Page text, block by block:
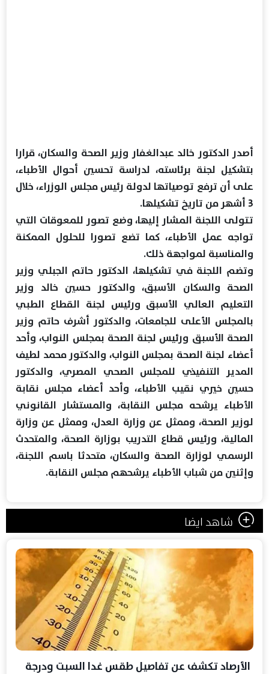
أصدر الدكتور خالد عبدالغفار وزير الصحة والسكان، قرارا
بتشكيل لجنة برئاسته، لدراسة تحسين أحوال الأطباء،
على أن ترفع توصياتها لدولة رئيس مجلس الوزراء، خلال
3 أشهر من تاريخ تشكيلها.
تتولى اللجنة المشار إليها، وضع تصور للمعوقات التي
تواجه عمل الأطباء، كما تضع تصورا للحلول الممكنة
والمناسبة لمواجهة ذلك.
وتضم اللجنة في تشكيلها، الدكتور حاتم الجبلي وزير
الصحة والسكان الأسبق، والدكتور حسين خالد وزير
التعليم العالي الأسبق ورئيس لجنة القطاع الطبي
بالمجلس الأعلى للجامعات، والدكتور أشرف حاتم وزير
الصحة الأسبق ورئيس لجنة الصحة بمجلس النواب، وأحد
أعضاء لجنة الصحة بمجلس النواب، والدكتور محمد لطيف
المدير التنفيذي للمجلس الصحي المصري، والدكتور
حسين خيري نقيب الأطباء، وأحد أعضاء مجلس نقابة
الأطباء يرشحه مجلس النقابة، والمستشار القانوني
لوزير الصحة، وممثل عن وزارة العدل، وممثل عن وزارة
المالية، ورئيس قطاع التدريب بوزارة الصحة، والمتحدث
الرسمي لوزارة الصحة والسكان، متحدثا باسم اللجنة،
وإثنين من شباب الأطباء يرشحهم مجلس النقابة.
شاهد ايضا
الأرصاد تكشف عن تفاصيل طقس غدا السبت ودرجة